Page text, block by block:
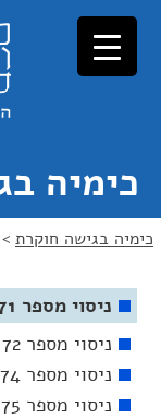
כימיה
כימיה בגישה חוקרת >
ניסוי מספר 71 – עגבניות בכימיה
ניסוי מספר 72 – פרדיגמת הספגטי
ניסוי מספר 74 – יד המכשפה I
ניסוי מספר 75 – ערבוביה